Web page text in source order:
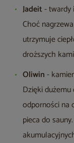
Jadeit- twardy
Choć
utrzymuje
droższych
Oliwin-
Dzięki
odporności na
pieca do